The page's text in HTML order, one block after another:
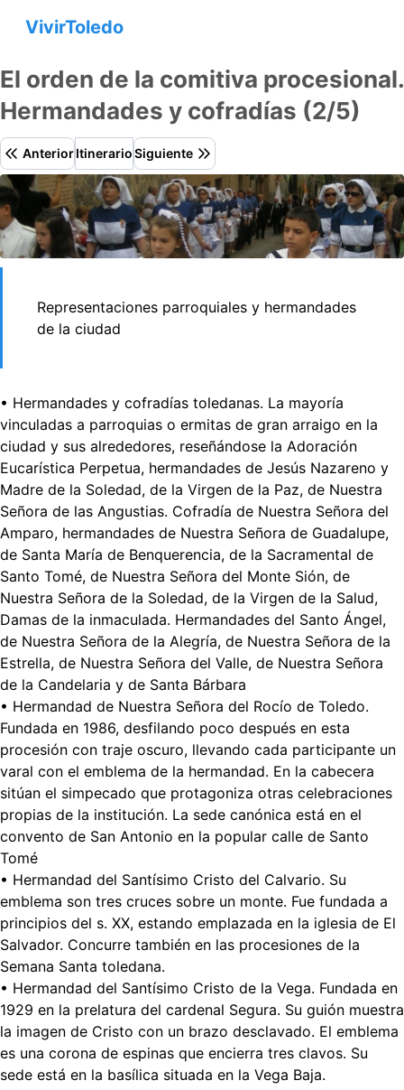
VivirToledo
El orden de la comitiva procesional.
Hermandades y cofradías (2/5)
AnteriorItinerarioSiguiente
Representaciones parroquiales y hermandades
de la ciudad
• Hermandades y cofradías toledanas. La mayoría
vinculadas a parroquias o ermitas de gran arraigo en la
ciudad y sus alrededores, reseñándose la Adoración
Eucarística Perpetua, hermandades de Jesús Nazareno y
Madre de la Soledad, de la Virgen de la Paz, de Nuestra
Señora de las Angustias. Cofradía de Nuestra Señora del
Amparo, hermandades de Nuestra Señora de Guadalupe,
de Santa María de Benquerencia, de la Sacramental de
Santo Tomé, de Nuestra Señora del Monte Sión, de
Nuestra Señora de la Soledad, de la Virgen de la Salud,
Damas de la inmaculada. Hermandades del Santo Ángel,
de Nuestra Señora de la Alegría, de Nuestra Señora de la
Estrella, de Nuestra Señora del Valle, de Nuestra Señora
de la Candelaria y de Santa Bárbara
• Hermandad de Nuestra Señora del Rocío de Toledo.
Fundada en 1986, desfilando poco después en esta
procesión con traje oscuro, llevando cada participante un
varal con el emblema de la hermandad. En la cabecera
sitúan el simpecado que protagoniza otras celebraciones
propias de la institución. La sede canónica está en el
convento de San Antonio en la popular calle de Santo
Tomé
• Hermandad del Santísimo Cristo del Calvario. Su
emblema son tres cruces sobre un monte. Fue fundada a
principios del s. XX, estando emplazada en la iglesia de El
Salvador. Concurre también en las procesiones de la
Semana Santa toledana.
• Hermandad del Santísimo Cristo de la Vega. Fundada en
1929 en la prelatura del cardenal Segura. Su guión muestra
la imagen de Cristo con un brazo desclavado. El emblema
es una corona de espinas que encierra tres clavos. Su
sede está en la basílica situada en la Vega Baja.